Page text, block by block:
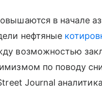
в начале
нефтяные
возможностью
по поводу
Journal